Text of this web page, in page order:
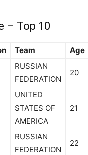
– Top 10
Team Age
RUSSIAN
FEDERATION
20
UNITED
STATES OF
AMERICA
21
RUSSIAN
FEDERATION
22